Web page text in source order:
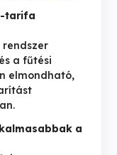
tarifa
a fűtési
elmondható,
a